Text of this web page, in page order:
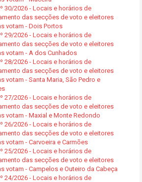
30/2026 - Locais e horários de
das secções de voto e eleitores
votam - Dois Portos
29/2026 - Locais e horários de
das secções de voto e eleitores
votam - A dos Cunhados
28/2026 - Locais e horários de
das secções de voto e eleitores
votam - Santa Maria, São Pedro e
27/2026 - Locais e horários de
das secções de voto e eleitores
votam - Maxial e Monte Redondo
26/2026 - Locais e horários de
das secções de voto e eleitores
votam - Carvoeira e Carmões
25/2026 - Locais e horários de
das secções de voto e eleitores
votam - Campelos e Outeiro da Cabeça
24/2026 - Locais e horários de